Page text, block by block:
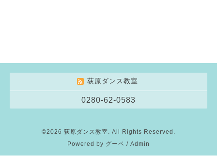
荻原ダンス教室
0280-62-0583
©2026 荻原ダンス教室. All Rights Reserved.
Powered by グーペ / Admin